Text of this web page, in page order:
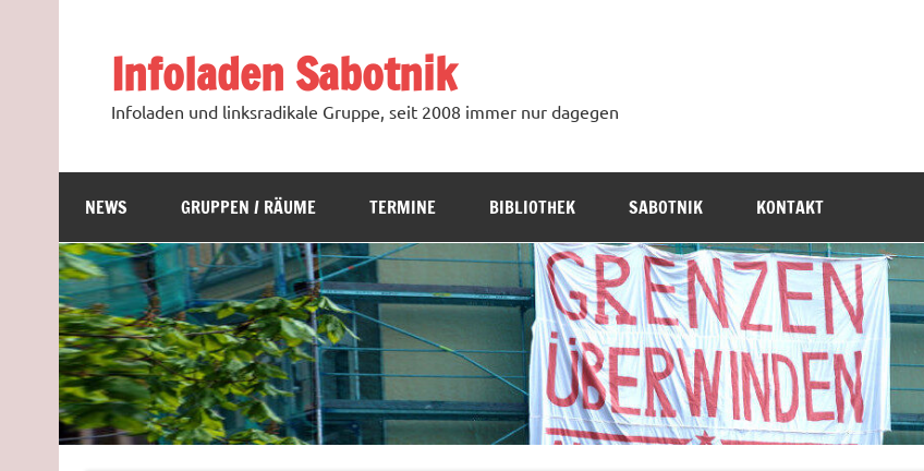
Infoladen Sabotnik
Infoladen und linksradikale Gruppe, seit 2008 immer nur dagegen
NEWS GRUPPEN / RÄUME TERMINE BIBLIOTHEK SABOTNIK KONTAKT